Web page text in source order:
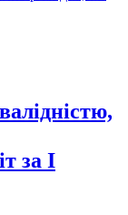
за І